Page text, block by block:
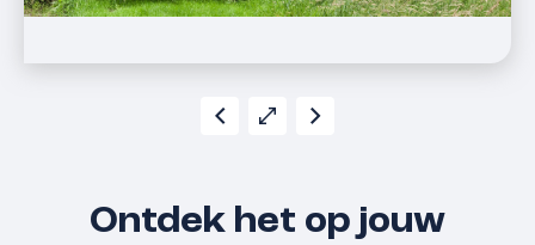
Ontdek het op jouw